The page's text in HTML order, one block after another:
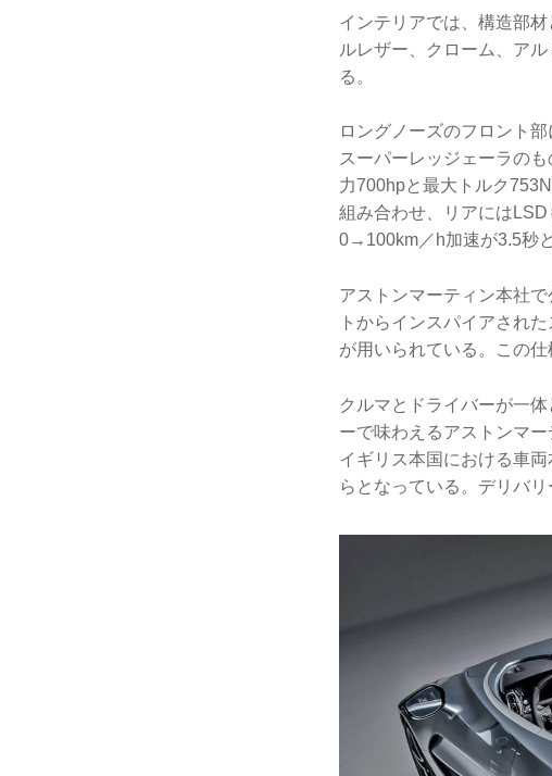
インテリアでは、構造部
ルレザー、クローム、ア
る。
ロングノーズのフロント
スーパーレッジェーラの
力700hpと最大トルク
組み合わせ、リアには
0→100km／h加速が3.5秒
アストンマーティン本社
トからインスパイアされ
が用いられている。この
クルマとドライバーが一
ーで味わえるアストンマ
イギリス本国における車
らとなっている。デリバ